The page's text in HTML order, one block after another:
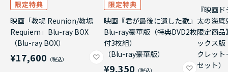
映画「教場 Reunion/教場
Requiem」Blu-ray BOX
（Blu-ray BOX）
¥17,600
映画『君が最後に遺した歌』
Blu-ray豪華版（特典DVD2枚
付3枚組）
（Blu-ray豪華版）
¥9,350
『映画
太の海底
限定商品
ックス
クレッ
セット）